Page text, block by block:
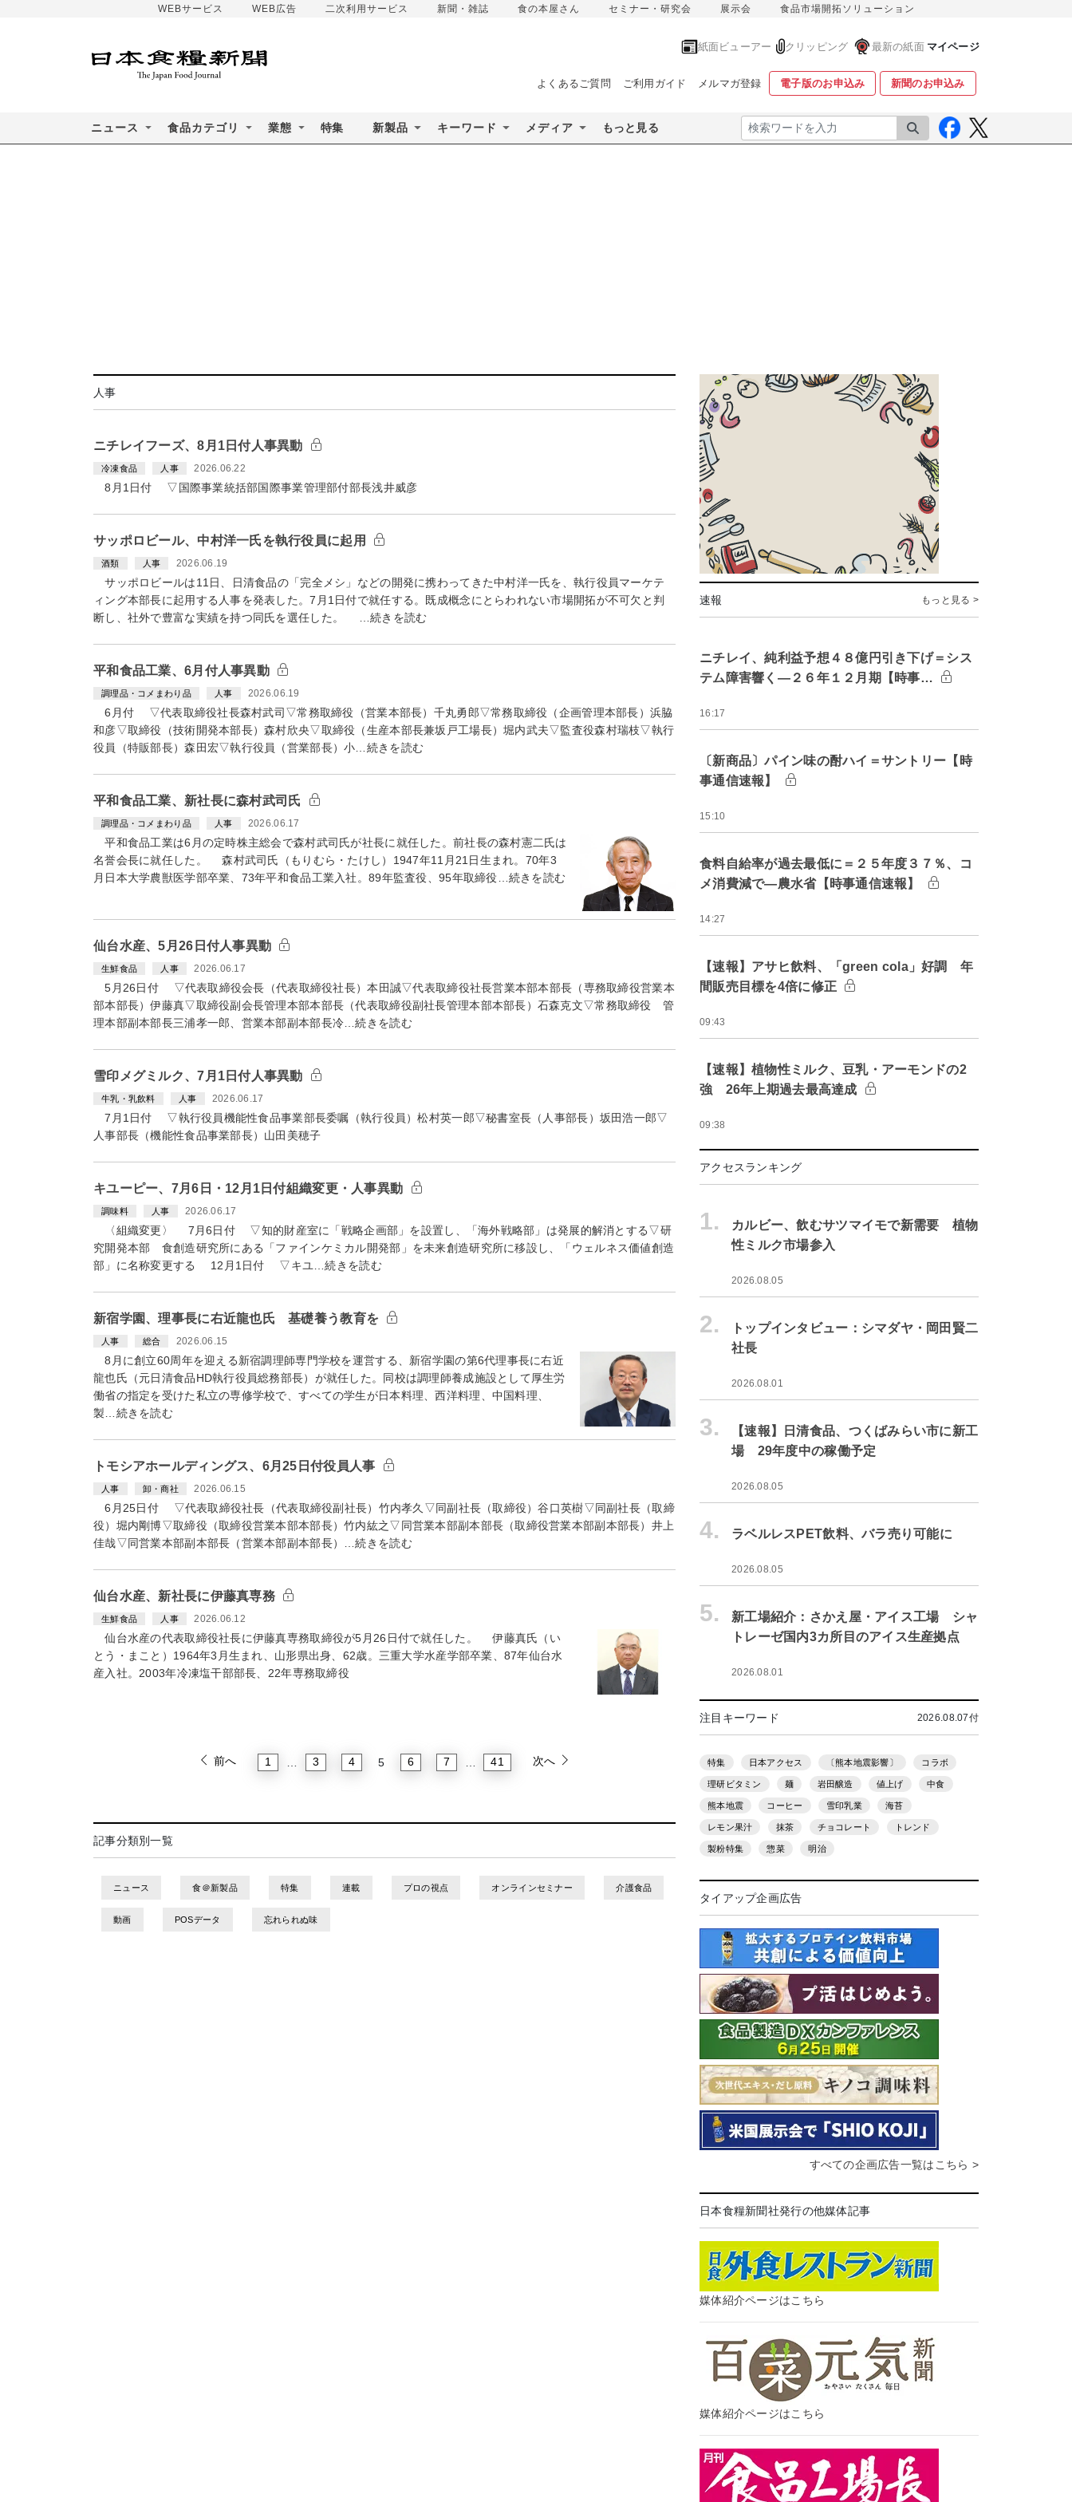
WEBサービス WEB広告 二次利用サービス 新聞・雑誌 食の本屋さん セミナー・研究会 展示会 食品市場開拓ソリューション
紙面ビューアー クリッピング 最新の紙面 マイページ
よくあるご質問 ご利用ガイド メルマガ登録 電子版のお申込み 新聞のお申込み
ニュース 食品カテゴリ 業態 特集 新製品 キーワード メディア もっと見る 検索
人事
ニチレイフーズ、8月1日付人事異動
冷凍食品 人事 2026.06.22
8月1日付 ▽国際事業統括部国際事業管理部付部長浅井威彦
サッポロビール、中村洋一氏を執行役員に起用
酒類 人事 2026.06.19
サッポロビールは11日、日清食品の「完全メシ」などの開発に携わってきた中村洋一氏を、執行役員マーケテ
ィング本部長に起用する人事を発表した。7月1日付で就任する。既成概念にとらわれない市場開拓が不可欠と判
断し、社外で豊富な実績を持つ同氏を選任した。 …続きを読む
平和食品工業、6月付人事異動
調理品・コメまわり品 人事 2026.06.19
6月付 ▽代表取締役社長森村武司▽常務取締役（営業本部長）千丸勇郎▽常務取締役（企画管理本部長）浜脇
和彦▽取締役（技術開発本部長）森村欣央▽取締役（生産本部長兼坂戸工場長）堀内武夫▽監査役森村瑞枝▽執行
役員（特販部長）森田宏▽執行役員（営業部長）小…続きを読む
平和食品工業、新社長に森村武司氏
調理品・コメまわり品 人事 2026.06.17
平和食品工業は6月の定時株主総会で森村武司氏が社長に就任した。前社長の森村憲二氏は
名誉会長に就任した。 森村武司氏（もりむら・たけし）1947年11月21日生まれ。70年3
月日本大学農獣医学部卒業、73年平和食品工業入社。89年監査役、95年取締役…続きを読む
仙台水産、5月26日付人事異動
生鮮食品 人事 2026.06.17
5月26日付 ▽代表取締役会長（代表取締役社長）本田誠▽代表取締役社長営業本部本部長（専務取締役営業本
部本部長）伊藤真▽取締役副会長管理本部本部長（代表取締役副社長管理本部本部長）石森克文▽常務取締役 管
理本部副本部長三浦孝一郎、営業本部副本部長冷…続きを読む
雪印メグミルク、7月1日付人事異動
牛乳・乳飲料 人事 2026.06.17
7月1日付 ▽執行役員機能性食品事業部長委嘱（執行役員）松村英一郎▽秘書室長（人事部長）坂田浩一郎▽
人事部長（機能性食品事業部長）山田美穂子
キユーピー、7月6日・12月1日付組織変更・人事異動
調味料 人事 2026.06.17
〈組織変更〉 7月6日付 ▽知的財産室に「戦略企画部」を設置し、「海外戦略部」は発展的解消とする▽研
究開発本部 食創造研究所にある「ファインケミカル開発部」を未来創造研究所に移設し、「ウェルネス価値創造
部」に名称変更する 12月1日付 ▽キユ…続きを読む
新宿学園、理事長に右近龍也氏 基礎養う教育を
人事 総合 2026.06.15
8月に創立60周年を迎える新宿調理師専門学校を運営する、新宿学園の第6代理事長に右近
龍也氏（元日清食品HD執行役員総務部長）が就任した。同校は調理師養成施設として厚生労
働省の指定を受けた私立の専修学校で、すべての学生が日本料理、西洋料理、中国料理、
製…続きを読む
トモシアホールディングス、6月25日付役員人事
人事 卸・商社 2026.06.15
6月25日付 ▽代表取締役社長（代表取締役副社長）竹内孝久▽同副社長（取締役）谷口英樹▽同副社長（取締
役）堀内剛博▽取締役（取締役営業本部本部長）竹内紘之▽同営業本部副本部長（取締役営業本部副本部長）井上
佳哉▽同営業本部副本部長（営業本部副本部長）…続きを読む
仙台水産、新社長に伊藤真専務
生鮮食品 人事 2026.06.12
仙台水産の代表取締役社長に伊藤真専務取締役が5月26日付で就任した。 伊藤真氏（い
とう・まこと）1964年3月生まれ、山形県出身、62歳。三重大学水産学部卒業、87年仙台水
産入社。2003年冷凍塩干部部長、22年専務取締役
前へ 1 3 4 5 6 7 41 次へ
記事分類別一覧
ニュース 食＠新製品 特集 連載 プロの視点 オンラインセミナー 介護食品
動画 POSデータ 忘れられぬ味
速報 もっと見る >
ニチレイ、純利益予想４８億円引き下げ＝シス
テム障害響く―２６年１２月期【時事…
16:17
〔新商品〕パイン味の酎ハイ＝サントリー【時
事通信速報】
15:10
食料自給率が過去最低に＝２５年度３７％、コ
メ消費減で―農水省【時事通信速報】
14:27
【速報】アサヒ飲料、「green cola」好調 年
間販売目標を4倍に修正
09:43
【速報】植物性ミルク、豆乳・アーモンドの2
強 26年上期過去最高達成
09:38
アクセスランキング
1.
カルビー、飲むサツマイモで新需要 植物
性ミルク市場参入
2026.08.05
2.
トップインタビュー：シマダヤ・岡田賢二
社長
2026.08.01
3.
【速報】日清食品、つくばみらい市に新工
場 29年度中の稼働予定
2026.08.05
4. ラベルレスPET飲料、バラ売り可能に
2026.08.05
5.
新工場紹介：さかえ屋・アイス工場 シャ
トレーゼ国内3カ所目のアイス生産拠点
2026.08.01
注目キーワード 2026.08.07付
特集 日本アクセス 〔熊本地震影響〕 コラボ
理研ビタミン 麺 岩田醸造 値上げ 中食
熊本地震 コーヒー 雪印乳業 海苔
レモン果汁 抹茶 チョコレート トレンド
製粉特集 惣菜 明治
タイアップ企画広告
すべての企画広告一覧はこちら >
日本食糧新聞社発行の他媒体記事
媒体紹介ページはこちら
媒体紹介ページはこちら